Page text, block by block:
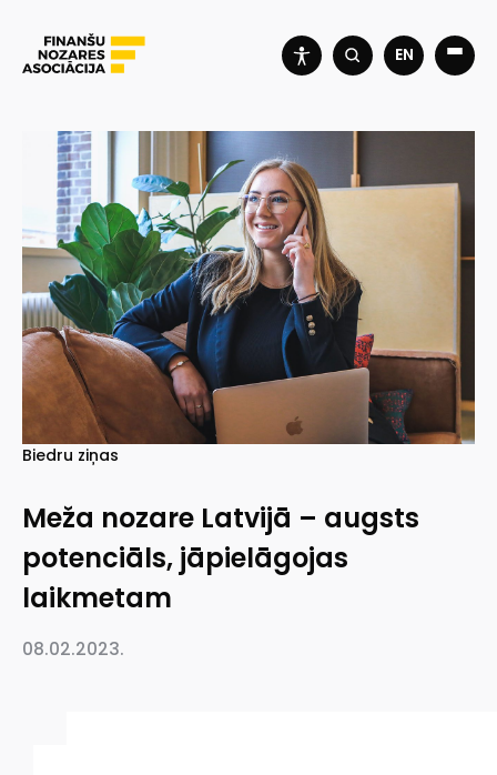
EN
Biedru ziņas
Meža nozare Latvijā – augsts
potenciāls, jāpielāgojas
laikmetam
08.02.2023.